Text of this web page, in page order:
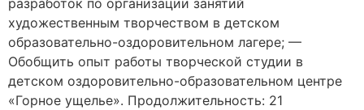
разработок по организации занятий
художественным творчеством в детском
образовательно-оздоровительном лагере; —
Обобщить опыт работы творческой студии в
детском оздоровительно-образовательном центре
«Горное ущелье». Продолжительность: 21